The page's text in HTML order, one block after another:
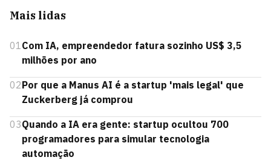
Mais lidas
01Com IA, empreendedor fatura sozinho US$ 3,5
milhões por ano
02Por que a Manus AI é a startup 'mais legal' que
Zuckerberg já comprou
03Quando a IA era gente: startup ocultou 700
programadores para simular tecnologia
automação